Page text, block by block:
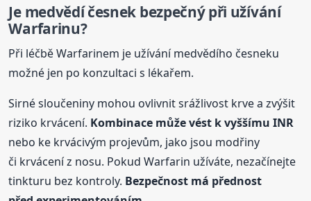
Je medvědí česnek bezpečný při užívání
Warfarinu?
Při léčbě Warfarinem je užívání medvědího česneku
možné jen po konzultaci s lékařem.
Sirné sloučeniny mohou ovlivnit srážlivost krve a zvýšit
riziko krvácení. Kombinace může vést k vyššímu INR
nebo ke krvácivým projevům, jako jsou modřiny
či krvácení z nosu. Pokud Warfarin užíváte, nezačínejte
tinkturu bez kontroly. Bezpečnost má přednost